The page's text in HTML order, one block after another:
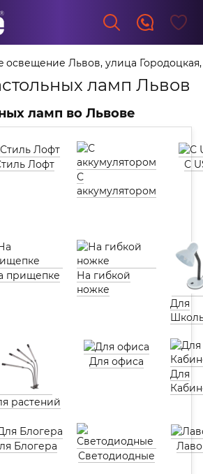
освещение Львов, улица Городоцкая,
ламп Львов
ламп во Львове
Лофт
С
аккумулятором
С
прищепке
На гибкой
ножке
Для
растений
Для офиса
Для
Блогера
Светодиодные